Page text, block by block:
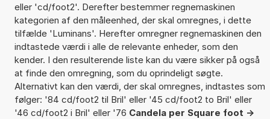
eller 'cd/foot2'. Derefter bestemmer regnemaskinen
kategorien af den måleenhed, der skal omregnes, i dette
tilfælde 'Luminans'. Herefter omregner regnemaskinen den
indtastede værdi i alle de relevante enheder, som den
kender. I den resulterende liste kan du være sikker på også
at finde den omregning, som du oprindeligt søgte.
Alternativt kan den værdi, der skal omregnes, indtastes som
følger: '84 cd/foot2 til Bril' eller '45 cd/foot2 to Bril' eller
'46 cd/foot2 i Bril' eller '76 Candela per Square foot ->